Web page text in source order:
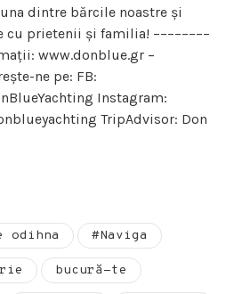
dintre bărcile noastre și
prietenii și familia! ––––––––
www.donblue.gr –
ne pe: FB:
Instagram:
TripAdvisor: Don
odihna #Naviga
bucură-te